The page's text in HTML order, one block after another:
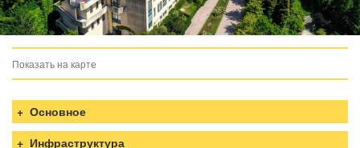
Показать на карте
загрузка карты...
Основное
Инфраструктура